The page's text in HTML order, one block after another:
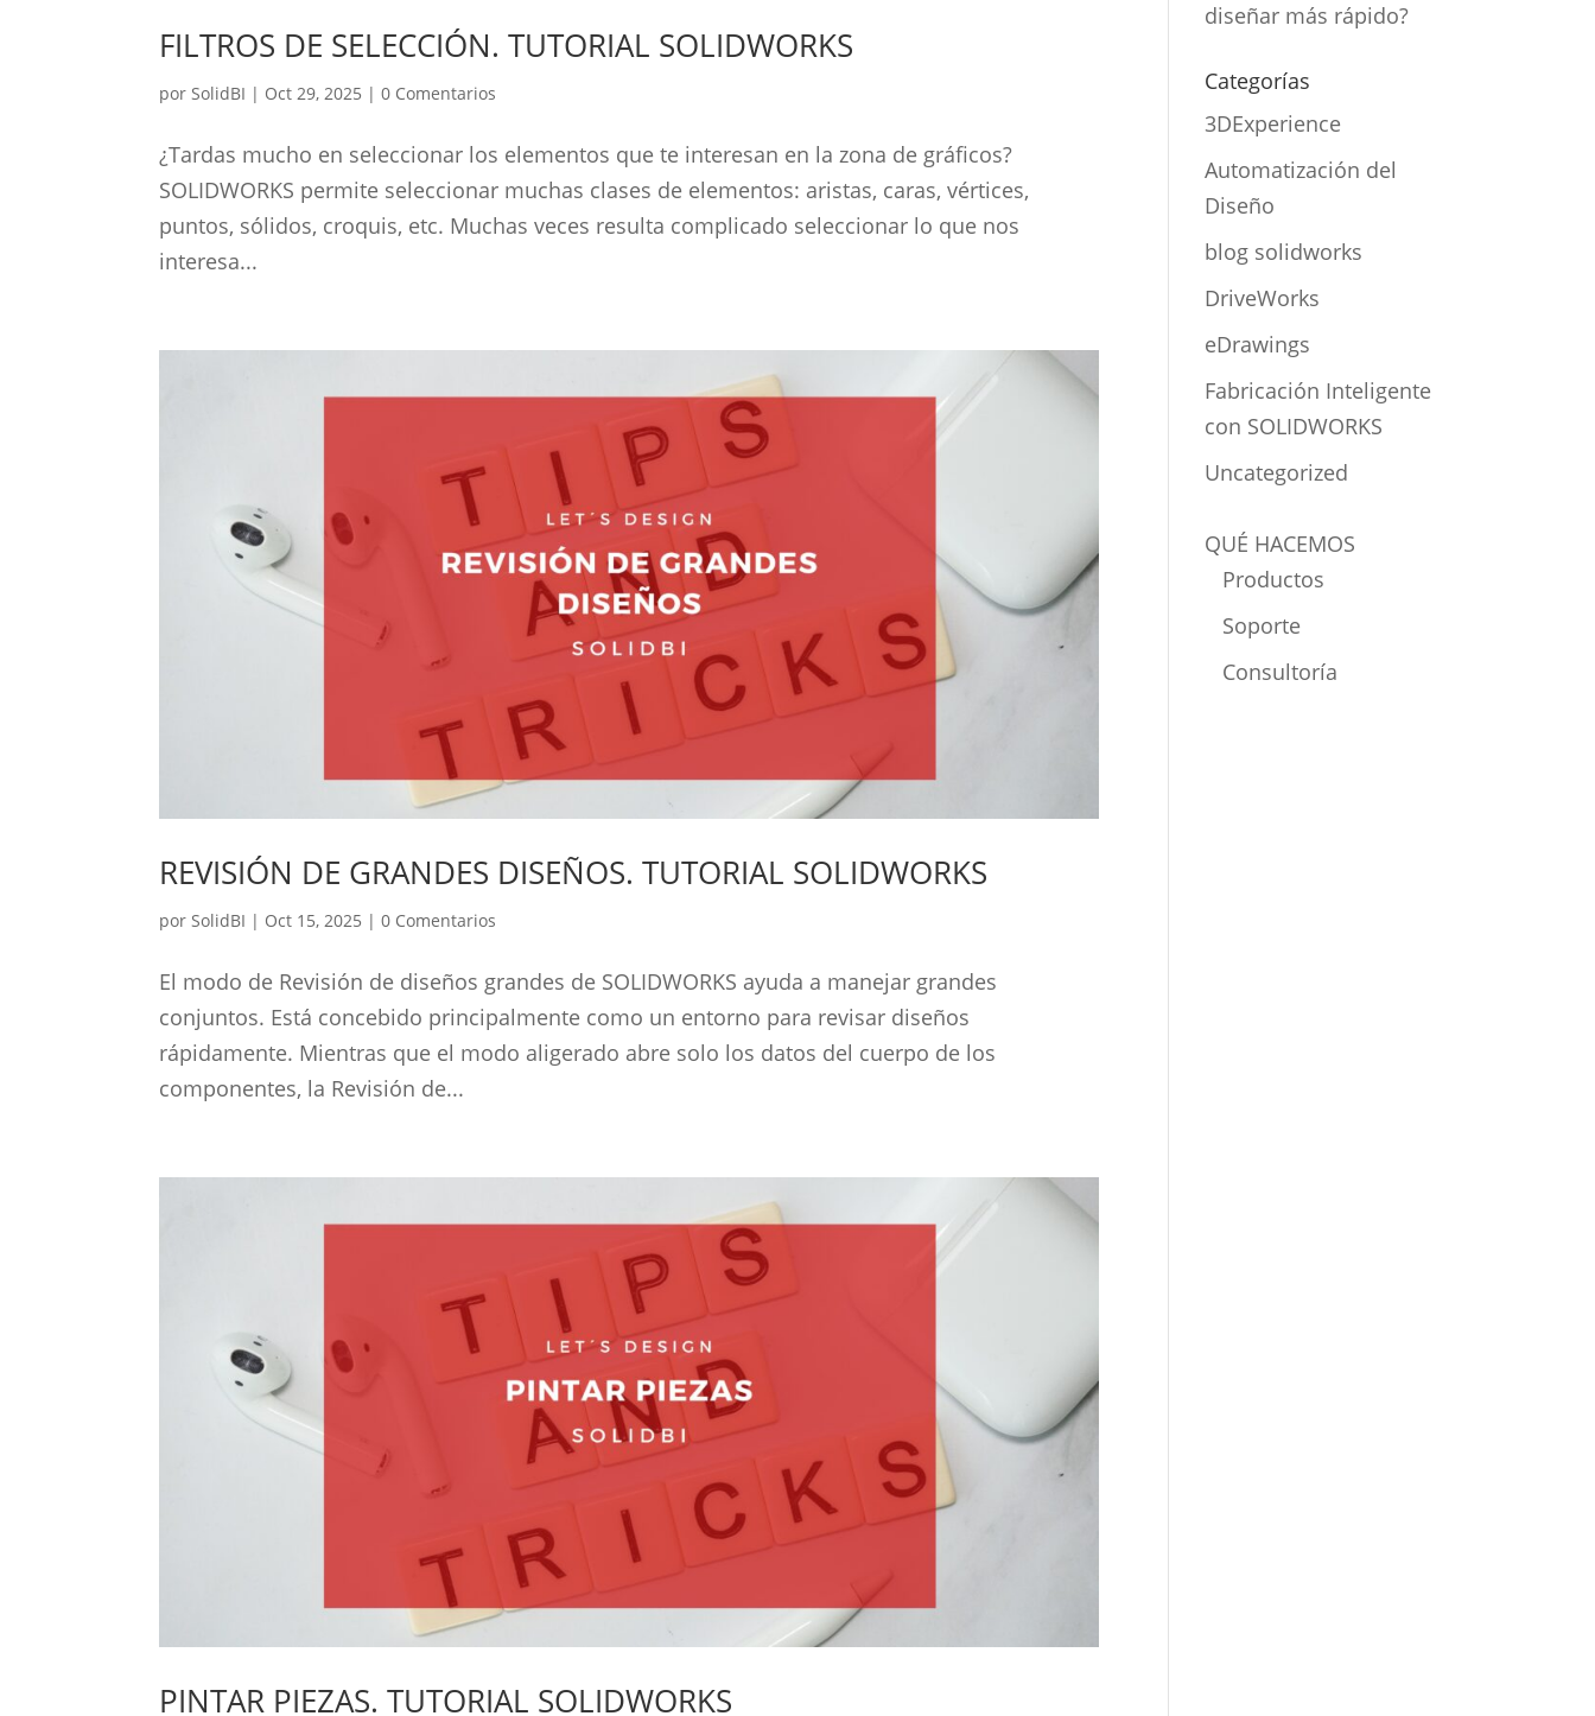
FILTROS DE SELECCIÓN. TUTORIAL SOLIDWORKS
por SolidBI | Oct 29, 2025 |0 Comentarios
¿Tardas mucho en seleccionar los elementos que te interesan en la zona de gráficos?
SOLIDWORKS permite seleccionar muchas clases de elementos: aristas, caras, vértices,
puntos, sólidos, croquis, etc. Muchas veces resulta complicado seleccionar lo que nos
interesa...
REVISIÓN DE GRANDES DISEÑOS. TUTORIAL SOLIDWORKS
porSolidBI | Oct 15, 2025 |0 Comentarios
El modo de Revisión de diseños grandes de SOLIDWORKS ayuda a manejar grandes
conjuntos. Está concebido principalmente como un entorno para revisar diseños
rápidamente. Mientras que el modo aligerado abre solo los datos del cuerpo de los
componentes, la Revisión de...
PINTAR PIEZAS. TUTORIAL SOLIDWORKS
diseñar más rápido?
Categorías
3DExperience
Automatización del
Diseño
blog solidworks
DriveWorks
eDrawings
Fabricación Inteligente
con SOLIDWORKS
Uncategorized
QUÉ HACEMOS
Productos
Soporte
Consultoría